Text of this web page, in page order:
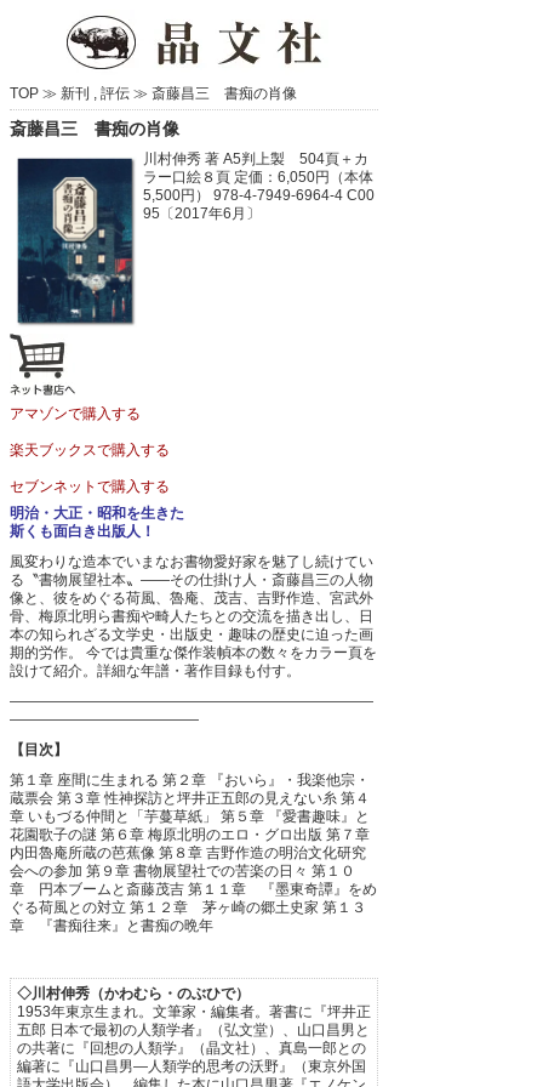
TOP ≫ 新刊 , 評伝 ≫ 斎藤昌三 書痴の肖像
斎藤昌三 書痴の肖像
川村伸秀 著 A5判上製 504頁＋カ
ラー口絵８頁 定価：6,050円（本体
5,500円）
978‐4‐7949‐6964-4 C00
95〔2017年6月〕
アマゾンで購入する
楽天ブックスで購入する
セブンネットで購入する
明治・大正・昭和を生きた
斯くも面白き出版人！
風変わりな造本でいまなお書物愛好家を魅了し続けてい
る〝書物展望社本〟――その仕掛け人・斎藤昌三の人物
像と、彼をめぐる荷風、魯庵、茂吉、吉野作造、宮武外
骨、梅原北明ら書痴や畸人たちとの交流を描き出し、日
本の知られざる文学史・出版史・趣味の歴史に迫った画
期的労作。
今では貴重な傑作装幀本の数々をカラー頁を
設けて紹介。詳細な年譜・著作目録も付す。
―――――――――――――――――――――――――
―――――――――――――
【目次】
第１章 座間に生まれる 第２章 『おいら』・我楽他宗・
蔵票会 第３章 性神探訪と坪井正五郎の見えない糸 第４
章 いもづる仲間と「芋蔓草紙」
第５章 『愛書趣味』と
花園歌子の謎 第６章 梅原北明のエロ・グロ出版 第７章
内田魯庵所蔵の芭蕉像 第８章 吉野作造の明治文化研究
会への参加 第９章 書物展望社での苦楽の日々 第１０
章 円本ブームと斎藤茂吉 第１１章 『墨東奇譚』をめ
ぐる荷風との対立 第１２章 茅ヶ崎の郷土史家 第１３
章 『書痴往来』と書痴の晩年
◇川村伸秀（かわむら・のぶひで）
1953年東京生まれ。文筆家・編集者。著書に『坪井正
五郎 日本で最初の人類学者』（弘文堂）、山口昌男と
の共著に『回想の人類学』（晶文社）、真島一郎との
編著に『山口昌男―人類学的思考の沃野』（東京外国